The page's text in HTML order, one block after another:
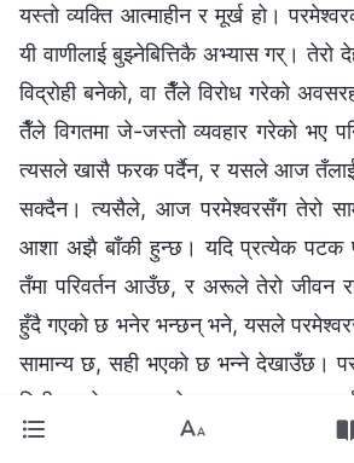
यस्तो व्यक्ति आत्माहीन र मूर्ख हो।
यी वाणीलाई बुझ्नेबित्तिकै अभ्यास गर्।
विद्रोही बनेको, वा तैँले विरोध गरेको
तैँले विगतमा जे-जस्तो व्यवहार गरेको भए
त्यसले खासै फरक पर्दैन, र यसले आज तँलाई
सक्दैन। त्यसैले, आज परमेश्‍वरसँग तेरो
आशा अझै बाँकी हुन्छ। यदि प्रत्येक पटक
तँमा परिवर्तन आउँछ, र अरूले तेरो जीवन
हुँदै गएको छ भनेर भन्छन् भने, यसले
सामान्य छ, सही भएको छ भन्‍ने देखाउँछ।
तिनीहरूको अपराधको आधारमा व्यवहार
बुझेपछि र सचेत भएपछि, तैँले विद्रोह वा